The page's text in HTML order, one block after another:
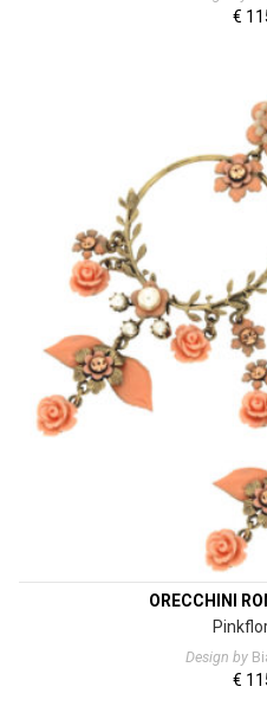
€
ORECCHINI
Design by
€